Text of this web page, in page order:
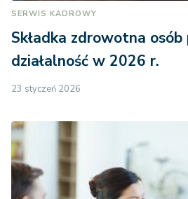
SERWIS KADROWY
Składka zdrowotna osób
działalność w 2026 r.
23 styczeń 2026